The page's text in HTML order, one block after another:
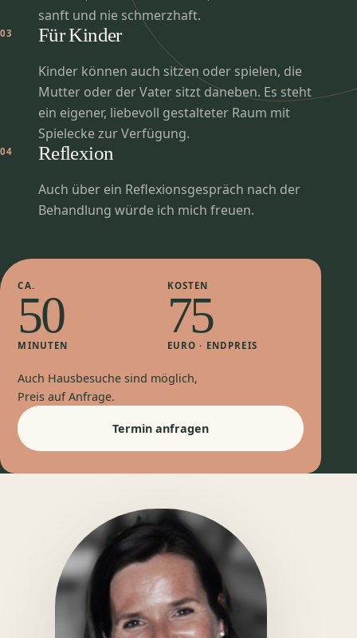
sanft und nie schmerzhaft.
03 Für Kinder
Kinder können auch sitzen oder spielen, die
Mutter oder der Vater sitzt daneben. Es steht
ein eigener, liebevoll gestalteter Raum mit
Spielecke zur Verfügung.
04 Reflexion
Auch über ein Reflexionsgespräch nach der
Behandlung würde ich mich freuen.
CA.
50
MINUTEN
KOSTEN
75
EURO · ENDPREIS
Auch Hausbesuche sind möglich,
Preis auf Anfrage.
Termin anfragen